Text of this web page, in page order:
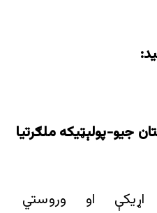
:
جيو-پولېټيکه ملګرتيا
اړيکې او وروستي